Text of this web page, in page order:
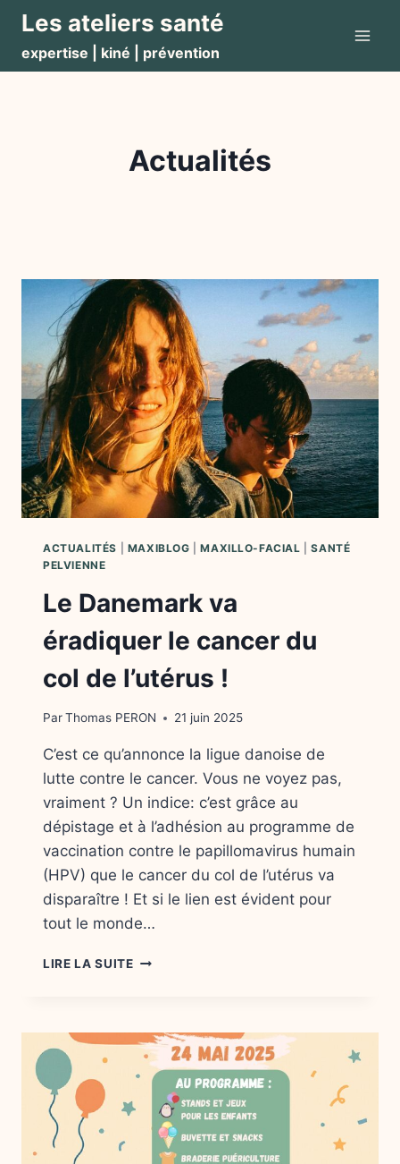
Aller
contenu
Les ateliers santé
expertise | kiné | prévention
Actualités
ACTUALITÉS MAXIBLOG |MAXILLO-FACIAL |SANTÉ
PELVIENNE
Le Danemark va
éradiquer le cancer du
col de l’utérus !
ParThomas PERON 21 juin 2025
C’est ce qu’annonce la ligue danoise de
lutte contre le cancer. Vous ne voyez pas,
vraiment ? Un indice: c’est grâce au
dépistage et à l’adhésion au programme de
vaccination contre le papillomavirus humain
(HPV) que le cancer du col de l’utérus va
disparaître ! Et si le lien est évident pour
tout le monde…
LIRE LA SUITELE
LE
CANCER
DU
DE
L’UTÉRUS